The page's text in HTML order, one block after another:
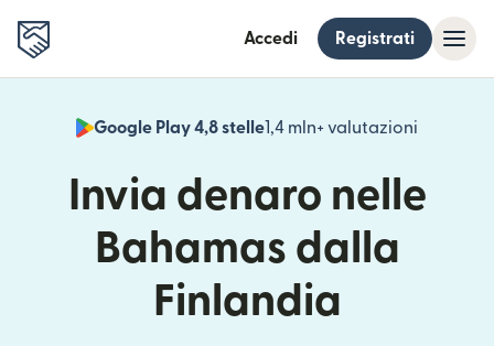
Accedi Registrati
Google Play 4,8 stelle1,4 mln+ valutazioni
Invia denaro nelle
Bahamas dalla
Finlandia